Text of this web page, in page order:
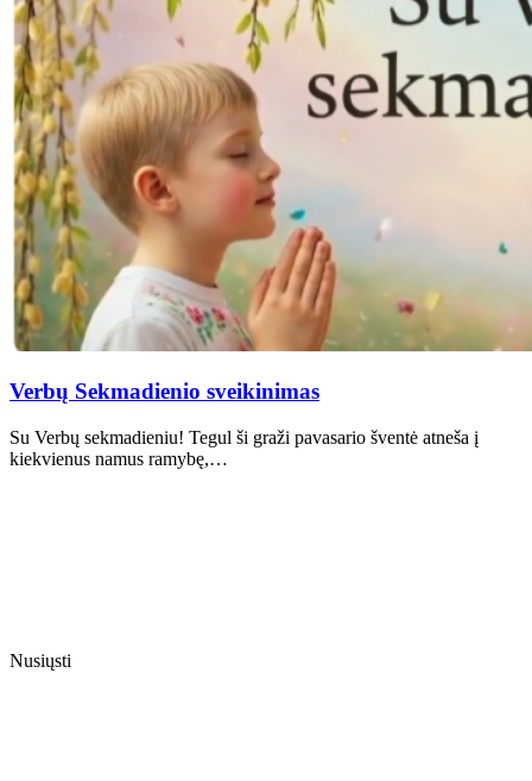
Verbų Sekmadienio sveikinimas
Su Verbų sekmadieniu! Tegul ši graži pavasario šventė atneša į
kiekvienus namus ramybę,…
Nusiųsti